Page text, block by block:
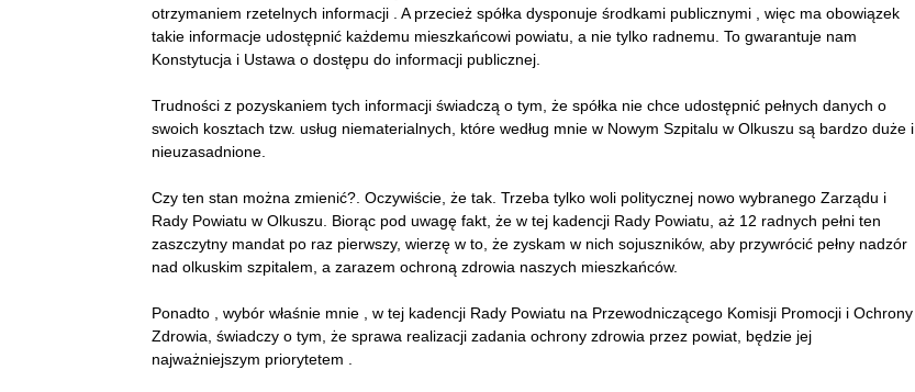
otrzymaniem rzetelnych informacji . A przecież spółka dysponuje środkami publicznymi , więc ma obowiązek
takie informacje udostępnić każdemu mieszkańcowi powiatu, a nie tylko radnemu. To gwarantuje nam
Konstytucja i Ustawa o dostępu do informacji publicznej.
Trudności z pozyskaniem tych informacji świadczą o tym, że spółka nie chce udostępnić pełnych danych o
swoich kosztach tzw. usług niematerialnych, które według mnie w Nowym Szpitalu w Olkuszu są bardzo duże i
nieuzasadnione.
Czy ten stan można zmienić?. Oczywiście, że tak. Trzeba tylko woli politycznej nowo wybranego Zarządu i
Rady Powiatu w Olkuszu. Biorąc pod uwagę fakt, że w tej kadencji Rady Powiatu, aż 12 radnych pełni ten
zaszczytny mandat po raz pierwszy, wierzę w to, że zyskam w nich sojuszników, aby przywrócić pełny nadzór
nad olkuskim szpitalem, a zarazem ochroną zdrowia naszych mieszkańców.
Ponadto , wybór właśnie mnie , w tej kadencji Rady Powiatu na Przewodniczącego Komisji Promocji i Ochrony
Zdrowia, świadczy o tym, że sprawa realizacji zadania ochrony zdrowia przez powiat, będzie jej
najważniejszym priorytetem .